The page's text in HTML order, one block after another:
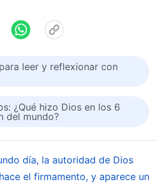
de que Dios posee una
únicos, una identidad y un
que el Dios en el que
conocer a Dios. Dios mismo,
leer y reflexionar con
¿Qué hizo Dios en los 6
del mundo?
día, la autoridad de Dios
el firmamento, y aparece un